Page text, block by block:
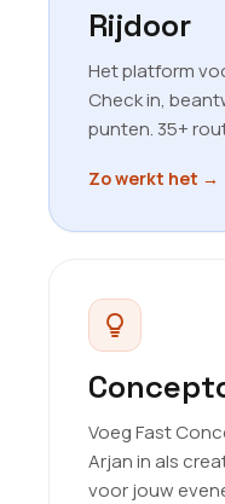
Rijdoor
Het platform
Check in,
punten. 35+
Zo werkt het →
Voeg Fast
Arjan in als
voor jouw